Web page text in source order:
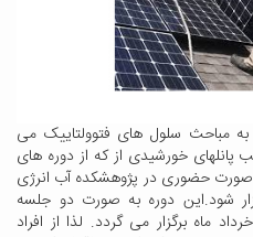
به مباحث سلول های فتوولتاییک می
خورشیدی از که از دوره های
صورت حضوری در پژوهشکده آب انرژی
شود.این دوره به صورت دو جلسه
حضوری خواهد بود و در تاریخ 21 خرداد ماه برگزار می گردد. لذا از افراد